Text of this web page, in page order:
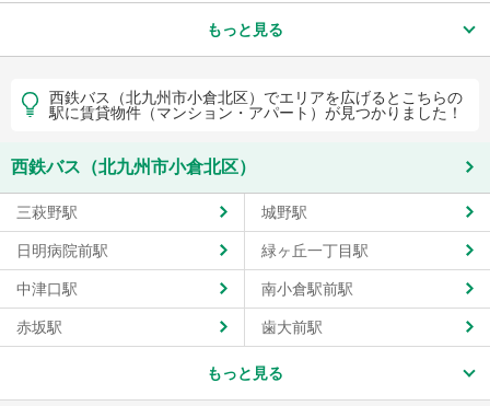
もっと見る
西鉄バス（北九州市小倉北区）でエリアを広げるとこちらの
駅に賃貸物件（マンション・アパート）が見つかりました！
西鉄バス（北九州市小倉北区）
三萩野駅 城野駅
日明病院前駅 緑ヶ丘一丁目駅
中津口駅 南小倉駅前駅
赤坂駅 歯大前駅
もっと見る